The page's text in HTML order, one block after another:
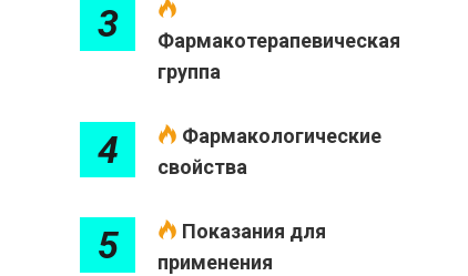
3
Фармакотерапевическая
группа
4
Фармакологические
свойства
5
Показания для
применения